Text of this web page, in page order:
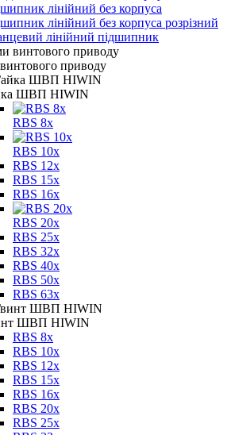
лінійний без корпуса
лінійний без корпуса розрізний
лінійний підшипник
приводу
ШВП HIWIN
RBS 8x
RBS 10x
RBS 12x
RBS 15x
RBS 16x
RBS 20x
RBS 25x
RBS 32x
RBS 40x
RBS 50x
RBS 63x
ШВП HIWIN
RBS 8x
RBS 10x
RBS 12x
RBS 15x
RBS 16x
RBS 20x
RBS 25x